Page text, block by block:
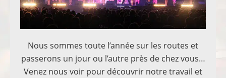
Nous sommes toute l’année sur les routes et
passerons un jour ou l’autre près de chez vous…
Venez nous voir pour découvrir notre travail et